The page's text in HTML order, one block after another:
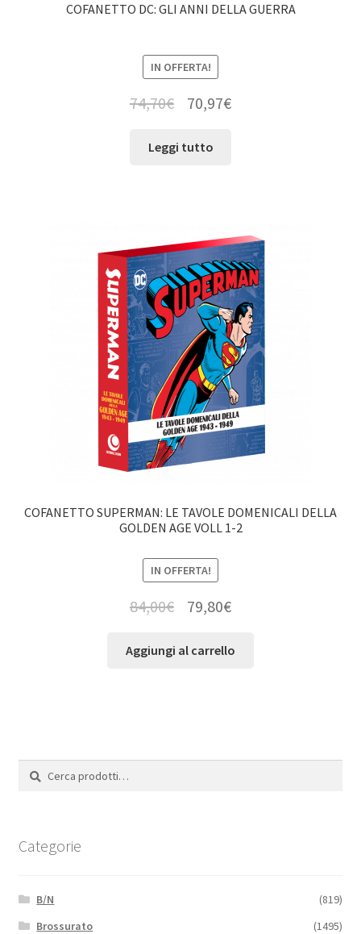
COFANETTO DC: GLI ANNI DELLA GUERRA
IN OFFERTA!
74,70€ 70,97€
Leggi tutto
COFANETTO SUPERMAN: LE TAVOLE DOMENICALI DELLA
GOLDEN AGE VOLL 1-2
IN OFFERTA!
84,00€ 79,80€
Aggiungi al carrello
Cerca:
Cerca
Categorie
B/N
(819)
Brossurato
(1495)